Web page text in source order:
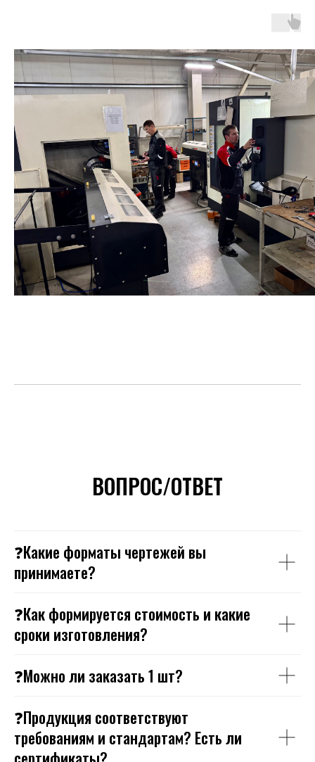
ВОПРОС/ОТВЕТ
❓Какие форматы чертежей вы
принимаете?
❓Как формируется стоимость и какие
сроки изготовления?
❓Можно ли заказать 1 шт?
❓Продукция соответствуют
требованиям и стандартам? Есть ли